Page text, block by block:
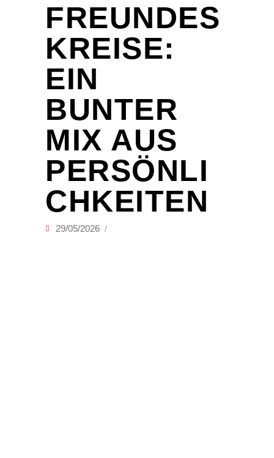
FREUNDES
KREISE:
EIN
BUNTER
MIX AUS
PERSÖNLI
CHKEITEN
29/05/2026